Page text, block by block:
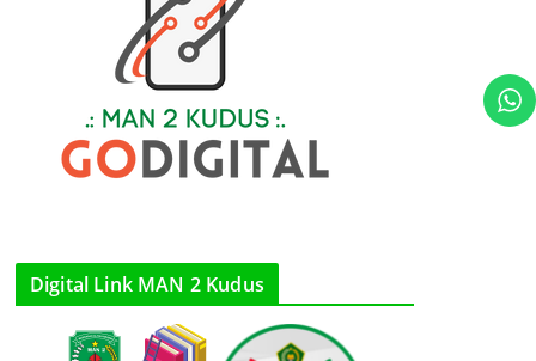
Digital Link MAN 2 Kudus